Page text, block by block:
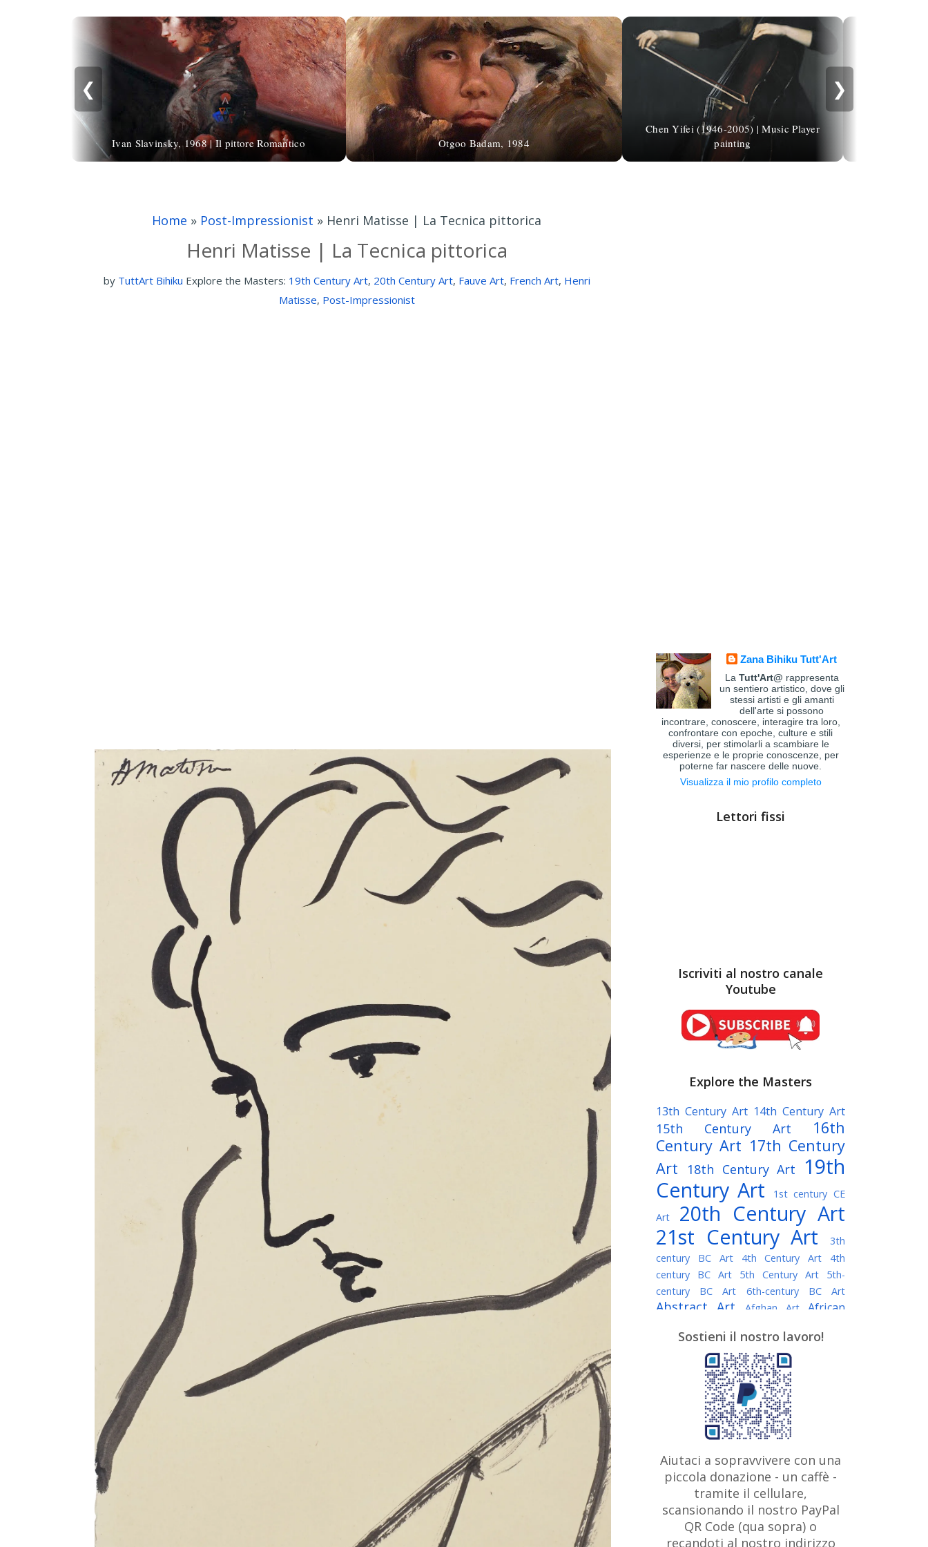
❮
Ivan Slavinsky, 1968 | Il pittore Romantico Otgoo Badam, 1984
Chen Yifei (1946-2005) | Music Player
painting
❯
Home » Post-Impressionist » Henri Matisse | La Tecnica pittorica
Henri Matisse | La Tecnica pittorica
by TuttArt Bihiku Explore the Masters: 19th Century Art, 20th Century Art, Fauve Art, French Art, Henri
Matisse, Post-Impressionist
Zana Bihiku Tutt'Art
La Tutt'Art@ rappresenta
un sentiero artistico, dove gli
stessi artisti e gli amanti
dell'arte si possono
incontrare, conoscere, interagire tra loro,
confrontare con epoche, culture e stili
diversi, per stimolarli a scambiare le
esperienze e le proprie conoscenze, per
poterne far nascere delle nuove.
Visualizza il mio profilo completo
Lettori fissi
Iscriviti al nostro canale
Youtube
Explore the Masters
13th Century Art 14th Century Art
15th Century Art
16th
Century Art 17th Century
Art
18th Century Art
19th
Century Art
1st century CE
Art
20th Century Art
21st Century Art
3th
century BC Art
4th Century Art
4th
century BC Art
5th Century Art
5th-
century BC Art
6th-century BC Art
Abstract Art Afghan Art
African
Algerian painter American Art
Argentine Art Armenian painter
Art history Art Institute of Chicago
Art Quotes - Literature
Australian Art Austrian Art
Austro-Hungarian Art Awarded
Artist
Baroque Art
Belarusian
Art Belgian Art Bohemian Art Bolivian
Bosnian Art Brazilian Art British
Art British Museum Brooklyn Museum
Bulgarian Art Burmese Art Canadian
Art
Caravaggio
Chilean Art
Sostieni il nostro lavoro!
Aiutaci a sopravvivere con una
piccola donazione - un caffè -
tramite il cellulare,
scansionando il nostro PayPal
QR Code (qua sopra) o
recandoti al nostro indirizzo